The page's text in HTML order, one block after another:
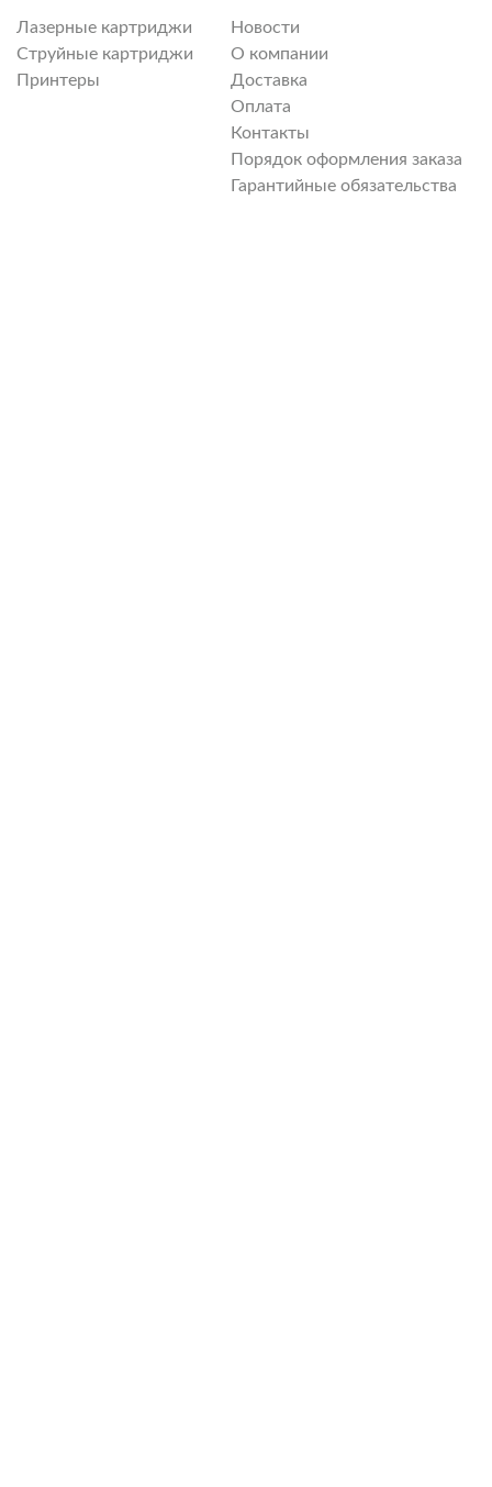
Лазерные картриджи
Струйные картриджи
Принтеры
Новости
О компании
Доставка
Оплата
Контакты
Порядок оформления заказа
Гарантийные обязательства